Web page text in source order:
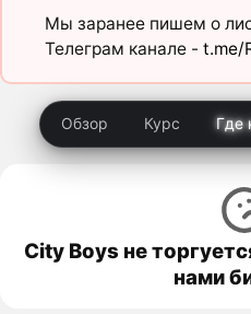
Мы заранее пишем о
Телеграм канале - t.me/
Обзор Курс Где
City Boys не
нами